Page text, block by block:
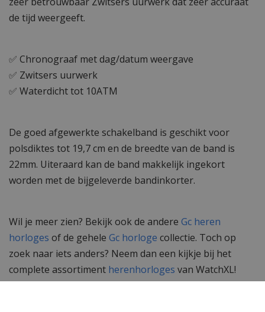
de tijd weergeeft.
✅ Chronograaf met dag/datum weergave
✅ Zwitsers uurwerk
✅ Waterdicht tot 10ATM
De goed afgewerkte schakelband is geschikt voor
polsdiktes tot 19,7 cm en de breedte van de band is
22mm. Uiteraard kan de band makkelijk ingekort
worden met de bijgeleverde bandinkorter.
Wil je meer zien? Bekijk ook de andere Gc heren
horloges of de gehele Gc horloge collectie. Toch op
zoek naar iets anders? Neem dan een kijkje bij het
complete assortiment herenhorloges van WatchXL!